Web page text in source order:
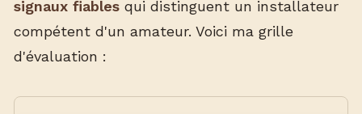
signaux fiables qui distinguent un installateur
compétent d'un amateur. Voici ma grille
d'évaluation :